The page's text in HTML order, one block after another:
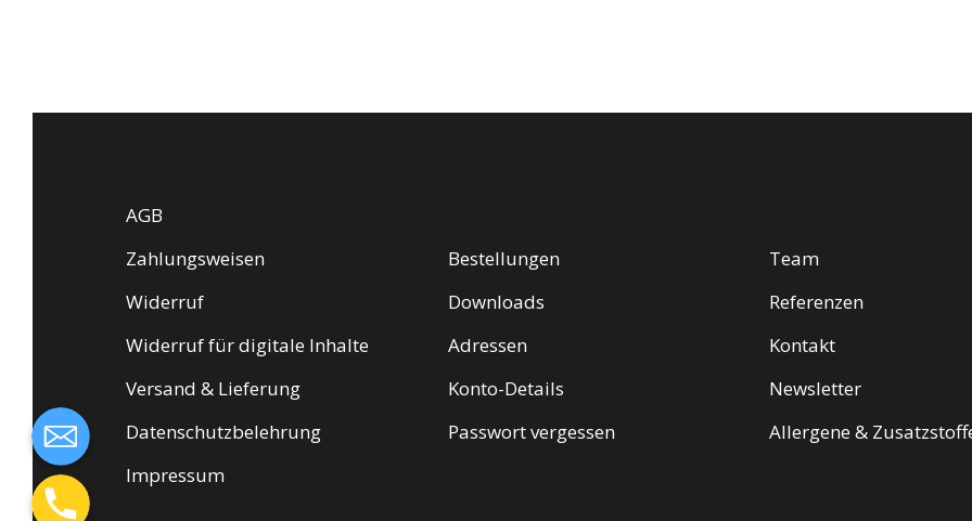
AGB
Zahlungsweisen
Widerruf
Widerruf für digitale Inhalte
Versand & Lieferung
Datenschutzbelehrung
Impressum
Bestellungen
Downloads
Adressen
Konto-Details
Passwort vergessen
Team
Referenzen
Kontakt
Newsletter
Allergene &